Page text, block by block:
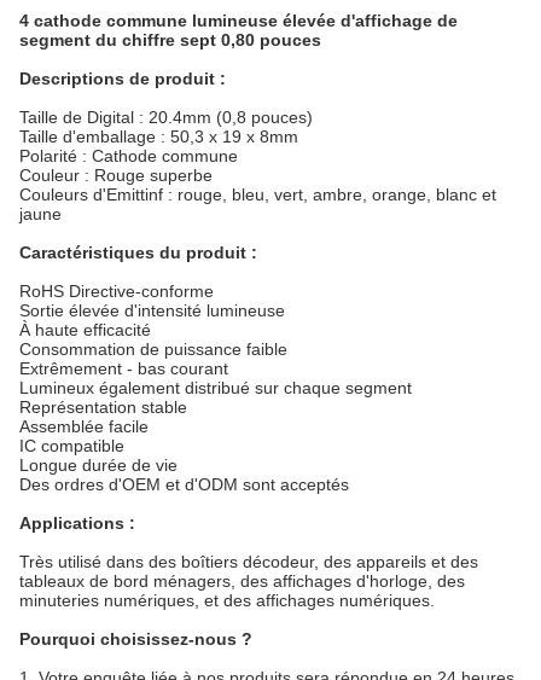
4 cathode commune lumineuse élevée d'affichage de
segment du chiffre sept 0,80 pouces
Descriptions de produit :
Taille de Digital : 20.4mm (0,8 pouces)
Taille d'emballage : 50,3 x 19 x 8mm
Polarité : Cathode commune
Couleur : Rouge superbe
Couleurs d'Emittinf : rouge, bleu, vert, ambre, orange, blanc et
jaune
Caractéristiques du produit :
RoHS Directive-conforme
Sortie élevée d'intensité lumineuse
À haute efficacité
Consommation de puissance faible
Extrêmement - bas courant
Lumineux également distribué sur chaque segment
Représentation stable
Assemblée facile
IC compatible
Longue durée de vie
Des ordres d'OEM et d'ODM sont acceptés
Applications :
Très utilisé dans des boîtiers décodeur, des appareils et des
tableaux de bord ménagers, des affichages d'horloge, des
minuteries numériques, et des affichages numériques.
Pourquoi choisissez-nous ?